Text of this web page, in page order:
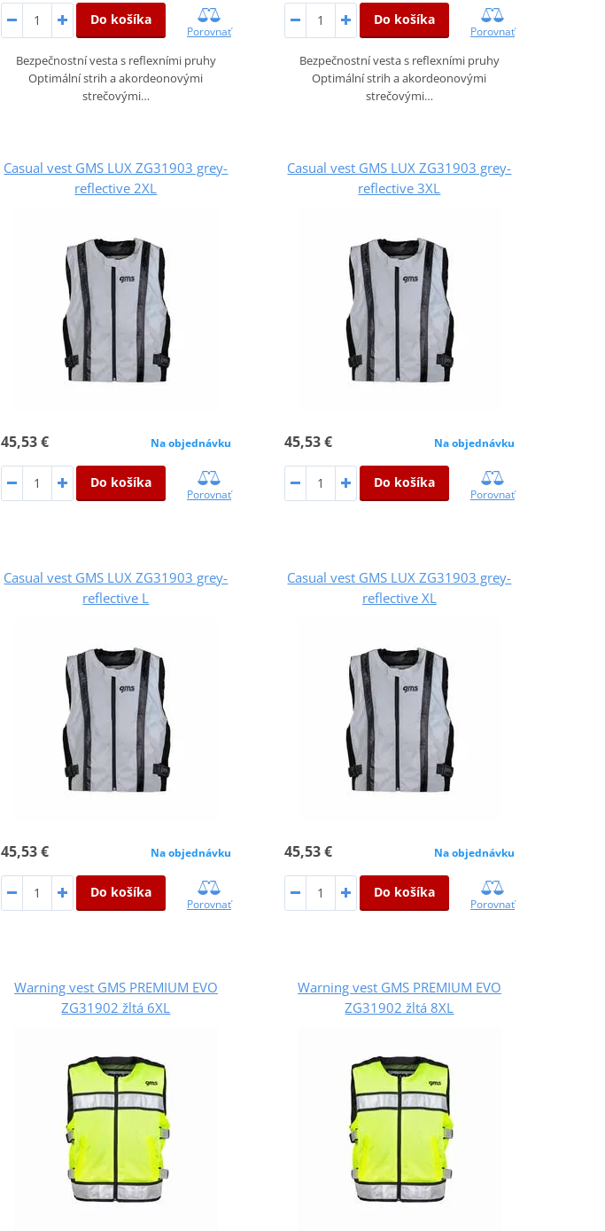
Do košíka
Porovnať
Bezpečnostní vesta s reflexními pruhy
Optimální strih a akordeonovými
strečovými…
Do košíka
Porovnať
Bezpečnostní vesta s reflexními pruhy
Optimální strih a akordeonovými
strečovými…
Casual vest GMS LUX ZG31903 grey-
reflective 2XL
45,53 € Na objednávku
Do košíka
Porovnať
Casual vest GMS LUX ZG31903 grey-
reflective 3XL
45,53 € Na objednávku
Do košíka
Porovnať
Casual vest GMS LUX ZG31903 grey-
reflective L
45,53 € Na objednávku
Do košíka
Porovnať
Casual vest GMS LUX ZG31903 grey-
reflective XL
45,53 € Na objednávku
Do košíka
Porovnať
Warning vest GMS PREMIUM EVO
ZG31902 žltá 6XL
Warning vest GMS PREMIUM EVO
ZG31902 žltá 8XL